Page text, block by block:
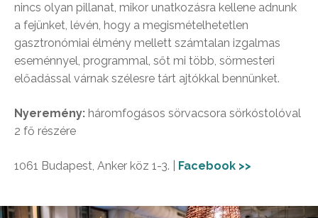
nincs olyan pillanat, mikor unatkozásra kellene adnunk
a fejünket, lévén, hogy a megismételhetetlen
gasztronómiai élmény mellett számtalan izgalmas
eseménnyel, programmal, sőt mi több, sörmesteri
előadással várnak szélesre tárt ajtókkal bennünket.
Nyeremény: háromfogásos sörvacsora sörkóstolóval
2 fő részére
1061 Budapest, Anker köz 1-3. | Facebook >>